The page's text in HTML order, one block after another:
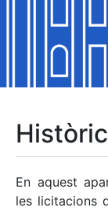
Mostra/
Mostra/
Mostra/
En aquest
les licitacions